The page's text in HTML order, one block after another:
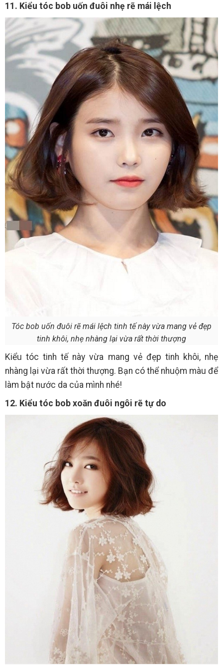
11. Kiểu tóc bob uốn đuôi nhẹ rẽ mái lệch
Tóc bob uốn đuôi rẽ mái lệch tinh tế này vừa mang vẻ đẹp
tinh khôi, nhẹ nhàng lại vừa rất thời thượng
Kiểu tóc tinh tế này vừa mang vẻ đẹp tinh khôi, nhẹ
nhàng lại vừa rất thời thượng. Bạn có thể nhuộm màu để
làm bật nước da của mình nhé!
12. Kiểu tóc bob xoăn đuôi ngôi rẽ tự do